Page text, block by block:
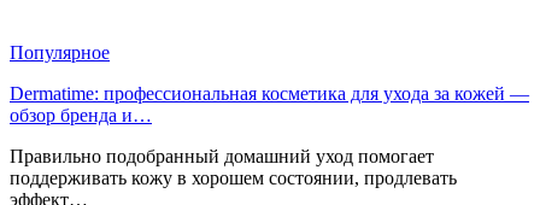
Популярное
Dermatime: профессиональная косметика для ухода за кожей —
обзор бренда и…
Правильно подобранный домашний уход помогает
поддерживать кожу в хорошем состоянии, продлевать
эффект…